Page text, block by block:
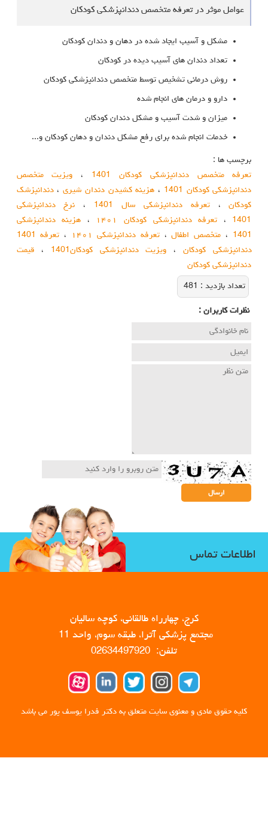
عوامل موثر در تعرفه متخصص دندانپزشکی کودکان
مشکل و آسیب ایجاد شده در دهان و دندان کودکان
تعداد دندان های آسیب دیده در کودکان
روش درمانی تشخیص توسط متخصص دندانپزشکی کودکان
دارو و درمان های انجام شده
میزان و شدت آسیب و مشکل دندان کودکان
خدمات انجام شده برای رفع مشکل دندان و دهان کودکان و...
برچسب ها :
تعرفه متخصص دندانپزشکی کودکان 1401
، ویزیت متخصص
دندانپزشکی کودکان 1401
، هزینه کشیدن دندان شیری،دندانپزشک
کودکان،تعرفه دندانپزشکی سال 1401 ، نرخ دندانپزشکی
1401 ، تعرفه دندانپزشکی کودکان ۱۴۰۱ ، هزینه دندانپزشکی
1401 ، متخصص اطفال، تعرفه دندانپزشکی ۱۴۰۱ ،
تعرفه 1401
دندانپزشکی کودکان ، ویزیت دندانپزشکی کودکان1401 ، قیمت
دندانپزشکی کودکان
تعداد بازديد : 481
نظرات كاربران :
اطلاعات تماس
کرج، چهارراه طالقانی، کوچه سالیان
مجتمع پزشکی آترا، طبقه سوم، واحد 11
تلفن: 02634497920
کلیه حقوق مادی و معنوی سایت متعلق به دکتر فدرا یوسف پور می باشد